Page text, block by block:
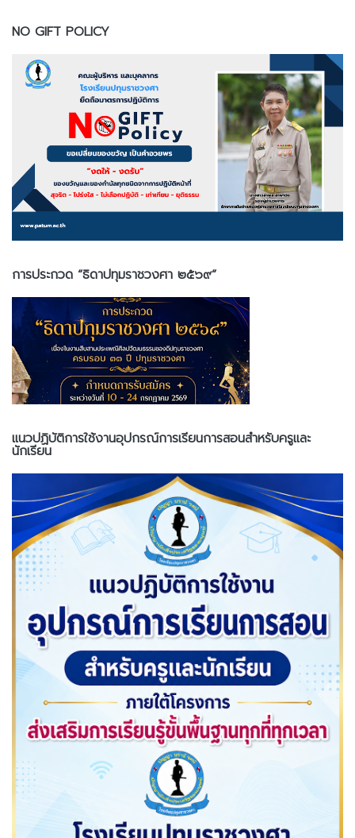
NO GIFT POLICY
การประกวด “ธิดาปทุมราชวงศา ๒๕๖๙”
แนวปฏิบัติการใช้งานอุปกรณ์การเรียนการสอนสำหรับครูและ
นักเรียน